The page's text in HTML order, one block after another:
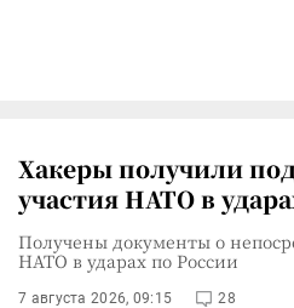
Хакеры получили
участия НАТО в
Получены документы о
НАТО в ударах по России
7 августа 2026, 09:15 28